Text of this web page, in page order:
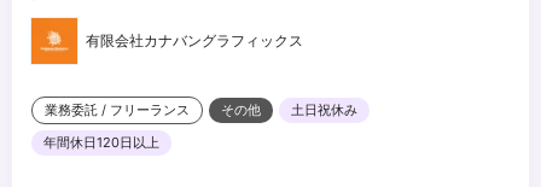
有限会社カナバングラフィックス
業務委託 / フリーランス その他
土日祝休み
年間休日120日以上